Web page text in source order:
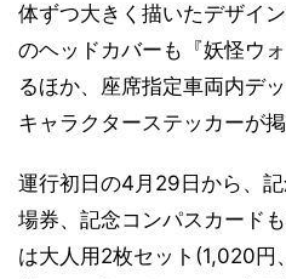
体ずつ大きく描いたデザイ
のヘッドカバーも『妖怪ウ
るほか、座席指定車両内デ
キャラクターステッカーが
運行初日の4月29日から、
場券、記念コンパスカード
は大人用2枚セット(1,020